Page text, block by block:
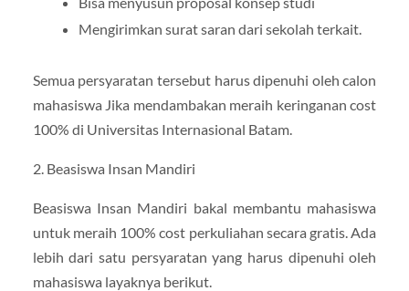
Mengirimkan surat saran dari sekolah terkait.
Semua persyaratan tersebut harus dipenuhi oleh calon
mahasiswa Jika mendambakan meraih keringanan cost
100% di Universitas Internasional Batam.
2. Beasiswa Insan Mandiri
Beasiswa Insan Mandiri bakal membantu mahasiswa
untuk meraih 100% cost perkuliahan secara gratis. Ada
lebih dari satu persyaratan yang harus dipenuhi oleh
mahasiswa layaknya berikut.